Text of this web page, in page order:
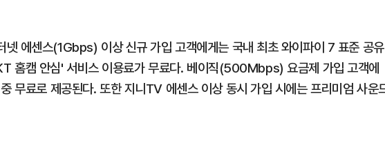
넷 에센스(1Gbps) 이상 신규 가입 고객에게는 국내 최초 와이파이 7 표준 공유
홈캠 안심' 서비스 이용료가 무료다. 베이직(500Mbps) 요금제 가입 고객에
무료로 제공된다. 또한 지니TV 에센스 이상 동시 가입 시에는 프리미엄 사운